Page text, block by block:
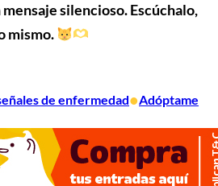
silencioso. Escúchalo,
mismo.
de enfermedad•Adóptame